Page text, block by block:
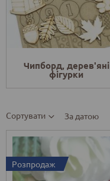
Чипборд, дерев'яні
фігурки
Сортувати За датою
Розпродаж